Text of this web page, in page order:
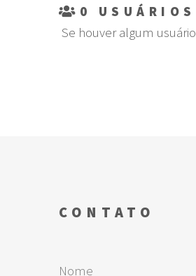
0
Se houver algum
CONTATO